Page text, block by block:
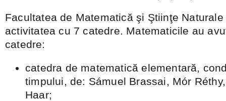
Facultatea de Matematică şi Ştiinţe
activitatea cu 7 catedre. Matematicile au
catedre:
catedra de matematică elementară,
timpului, de: Sámuel Brassai, Mór
Haar;